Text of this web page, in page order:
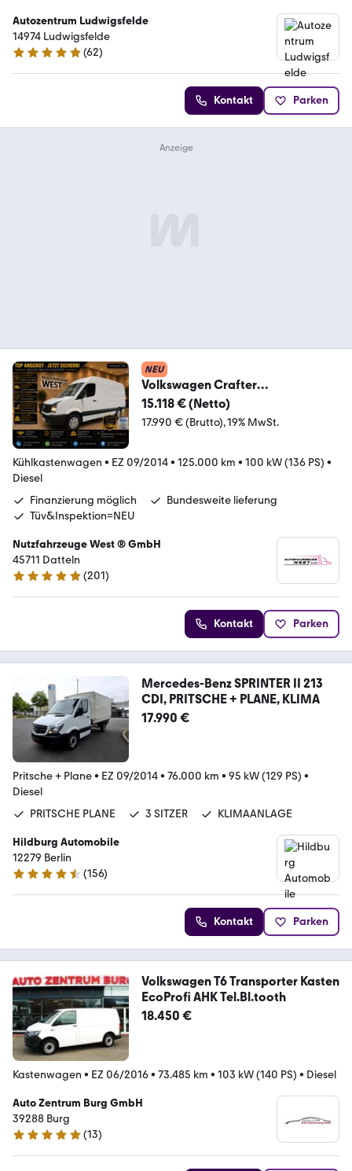
Autozentrum Ludwigsfelde
14974 Ludwigsfelde
4.8 Sterne
(62)
Kontakt Parken
NEU
Volkswagen Crafter
Kühlkastenwagen - 0C. *Konvekta
Kühlung*
15.118 € (Netto)
17.990 € (Brutto) 19% MwSt.
Kühlkastenwagen • EZ 09/2014• 125.000 km • 100 kW (136 PS) •
Diesel
Finanzierung möglich
Bundesweite lieferung
Tüv&Inspektion=NEU
Nutzfahrzeuge West ® GmbH
45711 Datteln
4.9 Sterne
(201)
Kontakt Parken
Mercedes-Benz SPRINTER II 213
CDI, PRITSCHE + PLANE, KLIMA
17.990 €
Pritsche + Plane• EZ 09/2014• 76.000 km • 95 kW (129 PS) •
Diesel
PRITSCHE PLANE
3 SITZER KLIMAANLAGE
Hildburg Automobile
12279 Berlin
4.7 Sterne
(156)
Kontakt Parken
Volkswagen T6 Transporter Kasten
EcoProfi AHK Tel.Bl.tooth
18.450 €
Kastenwagen • EZ 06/2016• 73.485 km • 103 kW (140 PS) • Diesel
Auto Zentrum Burg GmbH
39288 Burg
5 Sterne
(13)